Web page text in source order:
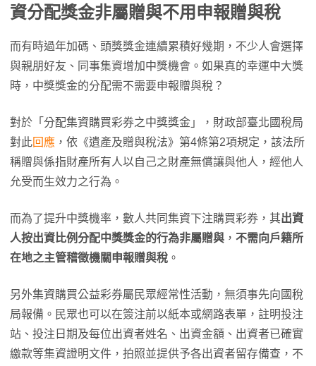
資分配獎金非屬贈與不用申報贈與稅
而有時過年加碼、頭獎獎金連續累積好幾期，不少人會選擇
與親朋好友、同事集資增加中獎機會。如果真的幸運中大獎
時，中獎獎金的分配需不需要申報贈與稅？
對於「分配集資購買彩券之中獎獎金」，財政部臺北國稅局
對此回應 ，依《遺產及贈與稅法》第4條第2項規定，該法所
稱贈與係指財產所有人以自己之財產無償讓與他人，經他人
允受而生效力之行為。
而為了提升中獎機率，數人共同集資下注購買彩券，其出資
人按出資比例分配中獎獎金的行為非屬贈與 ， 不需向戶籍所
在地之主管稽徵機關申報贈與稅 。
另外集資購買公益彩券屬民眾經常性活動，無須事先向國稅
局報備。民眾也可以在簽注前以紙本或網路表單，註明投注
站、投注日期及每位出資者姓名、出資金額、出資者已確實
繳款等集資證明文件，拍照並提供予各出資者留存備查，不